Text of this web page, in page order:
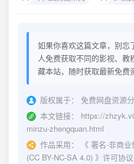
如果你喜欢这篇文章，别忘
人免费获取不同的影视、
藏本站，随时获取最新免费
版权属于：
免费网盘资源
本文链接：
https://
minzu-zhengquan.html
作品采用：
《 署名-非商
(CC BY-NC-SA 4.0) 》许可协